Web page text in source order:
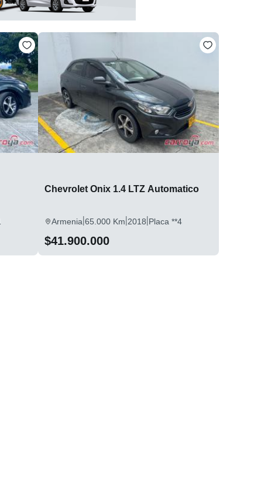
Chevrolet Onix 1.4 LTZ Automatico
Armenia|65.000 Km|2018|Placa **4
$41.900.000